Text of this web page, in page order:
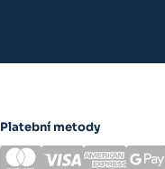
Platební metody